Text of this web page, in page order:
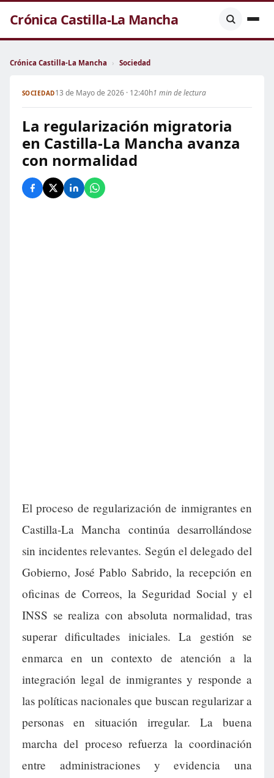
Crónica Castilla-La Mancha
Crónica Castilla-La Mancha › Sociedad
SOCIEDAD13 de Mayo de 2026 · 12:40h1 min de lectura
La regularización migratoria
en Castilla-La Mancha avanza
con normalidad
El proceso de regularización de inmigrantes en
Castilla-La Mancha continúa desarrollándose
sin incidentes relevantes. Según el delegado del
Gobierno, José Pablo Sabrido, la recepción en
oficinas de Correos, la Seguridad Social y el
INSS se realiza con absoluta normalidad, tras
superar dificultades iniciales. La gestión se
enmarca en un contexto de atención a la
integración legal de inmigrantes y responde a
las políticas nacionales que buscan regularizar a
personas en situación irregular. La buena
marcha del proceso refuerza la coordinación
entre administraciones y evidencia una